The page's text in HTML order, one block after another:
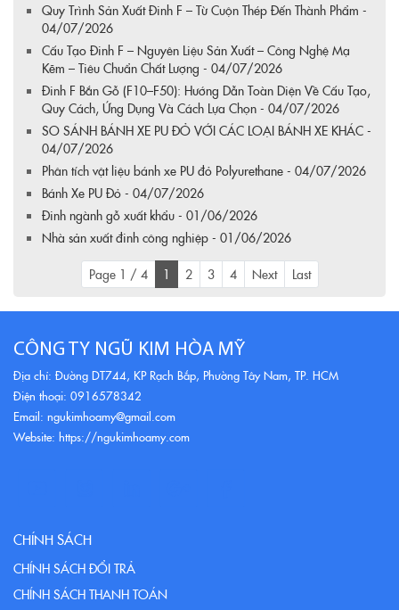
Quy Trình Sản Xuất Đinh F – Từ Cuộn Thép Đến Thành Phẩm -
04/07/2026
Cấu Tạo Đinh F – Nguyên Liệu Sản Xuất – Công Nghệ Mạ
Kẽm – Tiêu Chuẩn Chất Lượng - 04/07/2026
Đinh F Bắn Gỗ (F10–F50): Hướng Dẫn Toàn Diện Về Cấu Tạo,
Quy Cách, Ứng Dụng Và Cách Lựa Chọn - 04/07/2026
SO SÁNH BÁNH XE PU ĐỎ VỚI CÁC LOẠI BÁNH XE KHÁC -
04/07/2026
Phân tích vật liệu bánh xe PU đỏ Polyurethane - 04/07/2026
Bánh Xe PU Đỏ - 04/07/2026
Đinh ngành gỗ xuất khẩu - 01/06/2026
Nhà sản xuất đinh công nghiệp - 01/06/2026
Page 1 / 4 1 2 3 4 Next Last
CÔNG TY NGŨ KIM HÒA MỸ
Địa chỉ: Đường DT744, KP Rạch Bắp, Phường Tây Nam, TP. HCM
Điện thoại: 0916578342
Email: ngukimhoamy@gmail.com
Website: https://ngukimhoamy.com
CHÍNH SÁCH
CHÍNH SÁCH ĐỔI TRẢ
CHÍNH SÁCH THANH TOÁN